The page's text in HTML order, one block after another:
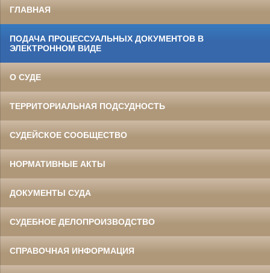
ГЛАВНАЯ
ПОДАЧА ПРОЦЕССУАЛЬНЫХ ДОКУМЕНТОВ В
ЭЛЕКТРОННОМ ВИДЕ
О СУДЕ
ТЕРРИТОРИАЛЬНАЯ ПОДСУДНОСТЬ
СУДЕЙСКОЕ СООБЩЕСТВО
НОРМАТИВНЫЕ АКТЫ
ДОКУМЕНТЫ СУДА
СУДЕБНОЕ ДЕЛОПРОИЗВОДСТВО
СПРАВОЧНАЯ ИНФОРМАЦИЯ